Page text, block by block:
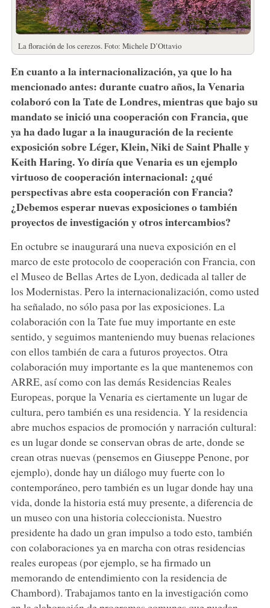
La floración de los cerezos. Foto: Michele D’Ottavio
En cuanto a la internacionalización, ya que lo ha
mencionado antes: durante cuatro años, la Venaria
colaboró con la Tate de Londres, mientras que bajo su
mandato se inició una cooperación con Francia, que
ya ha dado lugar a la inauguración de la reciente
exposición sobre Léger, Klein, Niki de Saint Phalle y
Keith Haring. Yo diría que Venaria es un ejemplo
virtuoso de cooperación internacional: ¿qué
perspectivas abre esta cooperación con Francia?
¿Debemos esperar nuevas exposiciones o también
proyectos de investigación y otros intercambios?
En octubre se inaugurará una nueva exposición en el
marco de este protocolo de cooperación con Francia, con
el Museo de Bellas Artes de Lyon, dedicada al taller de
los Modernistas. Pero la internacionalización, como usted
ha señalado, no sólo pasa por las exposiciones. La
colaboración con la Tate fue muy importante en este
sentido, y seguimos manteniendo muy buenas relaciones
con ellos también de cara a futuros proyectos. Otra
colaboración muy importante es la que mantenemos con
ARRE, así como con las demás Residencias Reales
Europeas, porque la Venaria es ciertamente un lugar de
cultura, pero también es una residencia. Y la residencia
abre muchos espacios de promoción y narración cultural:
es un lugar donde se conservan obras de arte, donde se
crean otras nuevas (pensemos en Giuseppe Penone, por
ejemplo), donde hay un diálogo muy fuerte con lo
contemporáneo, pero también es un lugar donde hay una
vida, donde la historia está muy presente, a diferencia de
un museo con una historia coleccionista. Nuestro
presidente ha dado un gran impulso a todo esto, también
con colaboraciones ya en marcha con otras residencias
reales europeas (por ejemplo, se ha firmado un
memorando de entendimiento con la residencia de
Chambord). Trabajamos tanto en la investigación como